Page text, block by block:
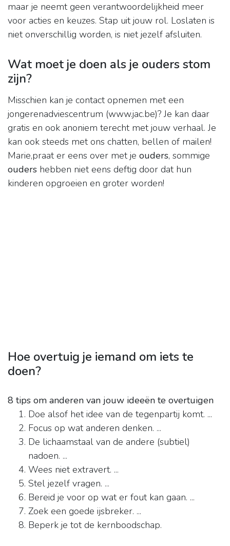
maar je neemt geen verantwoordelijkheid meer
voor acties en keuzes. Stap uit jouw rol. Loslaten is
niet onverschillig worden, is niet jezelf afsluiten.
Wat moet je doen als je ouders stom
zijn?
Misschien kan je contact opnemen met een
jongerenadviescentrum (www.jac.be)? Je kan daar
gratis en ook anoniem terecht met jouw verhaal. Je
kan ook steeds met ons chatten, bellen of mailen!
Marie,praat er eens over met je ouders, sommige
ouders hebben niet eens deftig door dat hun
kinderen opgroeien en groter worden!
Hoe overtuig je iemand om iets te
doen?
8 tips om anderen van jouw ideeën te overtuigen
Doe alsof het idee van de tegenpartij komt. ...
Focus op wat anderen denken. ...
De lichaamstaal van de andere (subtiel)
nadoen. ...
Wees niet extravert. ...
Stel jezelf vragen. ...
Bereid je voor op wat er fout kan gaan. ...
Zoek een goede ijsbreker. ...
Beperk je tot de kernboodschap.